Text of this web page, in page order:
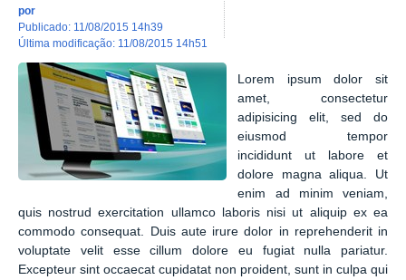
por
publicado: 11/08/2015 14h39
última modificação: 11/08/2015 14h51
Lorem ipsum dolor sit
amet, consectetur
adipisicing elit, sed do
eiusmod tempor
incididunt ut labore et
dolore magna aliqua. Ut
enim ad minim veniam,
quis nostrud exercitation ullamco laboris nisi ut aliquip ex ea
commodo consequat. Duis aute irure dolor in reprehenderit in
voluptate velit esse cillum dolore eu fugiat nulla pariatur.
Excepteur sint occaecat cupidatat non proident, sunt in culpa qui